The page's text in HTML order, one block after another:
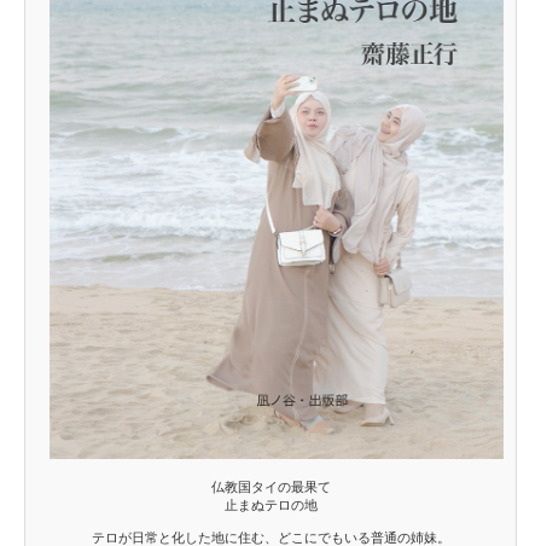
仏教国タイの最果て
止まぬテロの地
テロが日常と化した地に住む、どこにでもいる普通の姉妹。